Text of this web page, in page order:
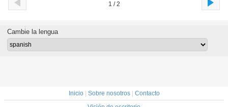
1 / 2
Cambie la lengua
Inicio| Sobre nosotros| Contacto